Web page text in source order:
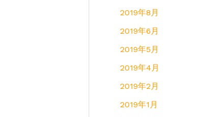
2019年8月
2019年6月
2019年5月
2019年4月
2019年2月
2019年1月